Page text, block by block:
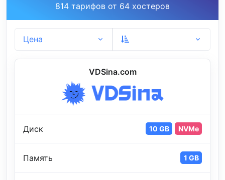
814 тарифов от 64 хостеров
Цена
VDSina.com
Диск 10 GB NVMe
Память 1 GB